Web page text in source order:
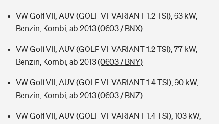
VW Golf VII, AUV (GOLF VII VARIANT 1.2 TSI), 63 kW,
Benzin, Kombi, ab 2013(0603 / BNX)
VW Golf VII, AUV (GOLF VII VARIANT 1.2 TSI), 77 kW,
Benzin, Kombi, ab 2013(0603 / BNY)
VW Golf VII, AUV (GOLF VII VARIANT 1.4 TSI), 90 kW,
Benzin, Kombi, ab 2013(0603 / BNZ)
VW Golf VII, AUV (GOLF VII VARIANT 1.4 TSI), 103 kW,